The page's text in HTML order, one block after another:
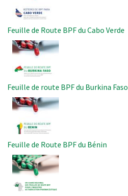
Feuille de Route BPF du Cabo Verde
Image
Feuille de route BPF du Burkina Faso
Image
Feuille de Route BPF du Bénin
Image